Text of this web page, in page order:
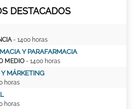
DESTACADOS
- 1400 horas
Y PARAFARMACIA
MEDIO - 1400 horas
MÁRKETING
horas
horas